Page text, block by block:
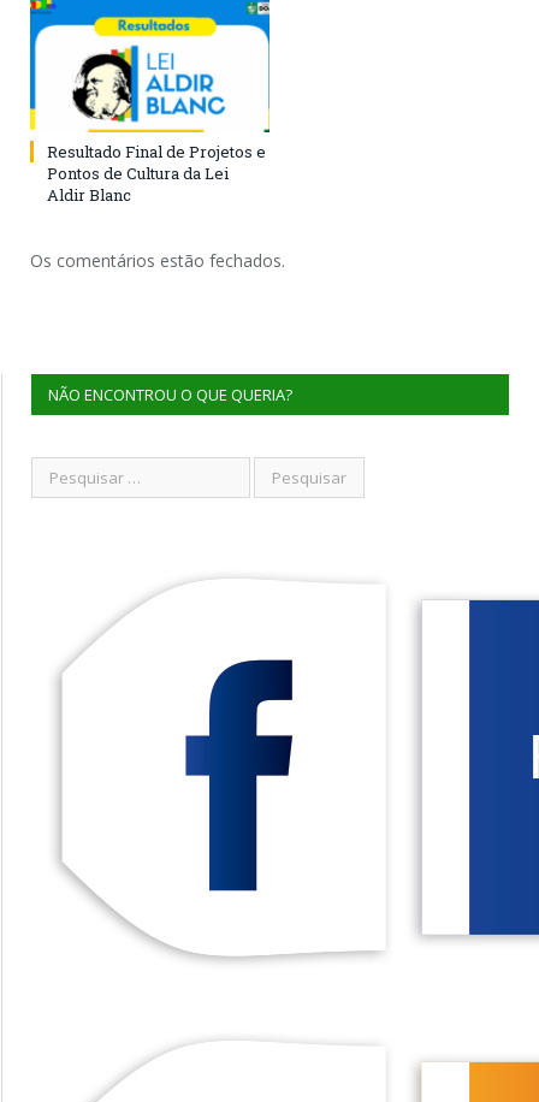
Resultado Final de Projetos e
Pontos de Cultura da Lei
Aldir Blanc
Os comentários estão fechados.
NÃO ENCONTROU O QUE QUERIA?